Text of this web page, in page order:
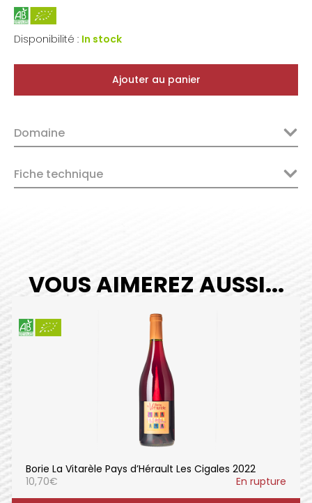
Disponibilité : In stock
Ajouter au panier
Domaine
Fiche technique
VOUS AIMEREZ AUSSI...
Borie La Vitarèle Pays d’Hérault Les Cigales 2022
10,70€ En rupture